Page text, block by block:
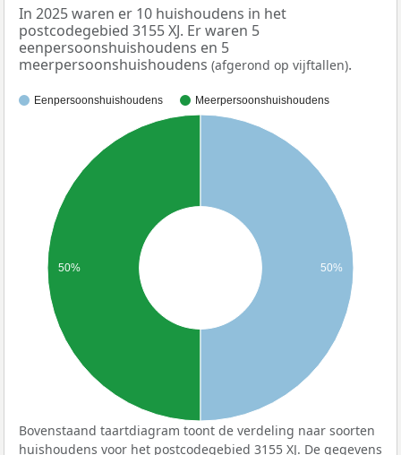
In 2025 waren er 10 huishoudens in het
postcodegebied 3155 XJ. Er waren 5
eenpersoonshuishoudens en 5
meerpersoonshuishoudens (afgerond op vijftallen).
Eenpersoonshuishoudens Meerpersoonshuishoudens
50% 50%
Bovenstaand taartdiagram toont de verdeling naar soorten
huishoudens voor het postcodegebied 3155 XJ. De gegevens